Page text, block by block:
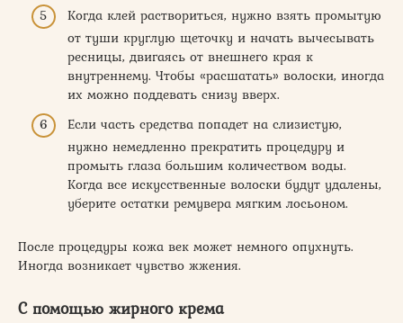
Когда клей раствориться, нужно взять промытую
от туши круглую щеточку и начать вычесывать
ресницы, двигаясь от внешнего края к
внутреннему. Чтобы «расшатать» волоски, иногда
их можно поддевать снизу вверх.
Если часть средства попадет на слизистую,
нужно немедленно прекратить процедуру и
промыть глаза большим количеством воды.
Когда все искусственные волоски будут удалены,
уберите остатки ремувера мягким лосьоном.
После процедуры кожа век может немного опухнуть.
Иногда возникает чувство жжения.
С помощью жирного крема